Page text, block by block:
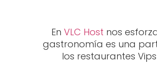
En VLC Host nos
gastronomía es una
los restaurantes